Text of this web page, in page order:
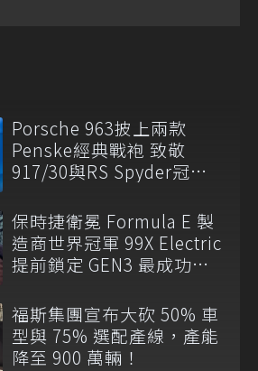
Porsche 963披上兩款
Penske經典戰袍 致敬
917/30與RS Spyder冠軍
保時捷衛冕 Formula E 製
造商世界冠軍 99X Electric
提前鎖定 GEN3 最成功賽
福斯集團宣布大砍 50% 車
型與 75% 選配產線，產能
降至 900 萬輛！